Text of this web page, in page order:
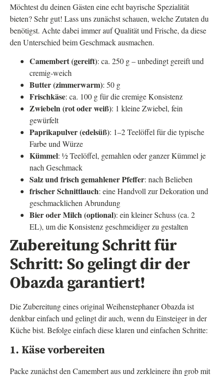
Möchtest du deinen Gästen eine echt bayrische Spezialität
bieten? Sehr gut! Lass uns zunächst schauen, welche Zutaten du
benötigst. Achte dabei immer auf Qualität und Frische, da diese
den Unterschied beim Geschmack ausmachen.
Camembert (gereift): ca. 250 g – unbedingt gereift und
cremig-weich
Butter (zimmerwarm): 50 g
Frischkäse: ca. 100 g für die cremige Konsistenz
Zwiebeln (rot oder weiß): 1 kleine Zwiebel, fein
gewürfelt
Paprikapulver (edelsüß): 1–2 Teelöffel für die typische
Farbe und Würze
Kümmel: ½ Teelöffel, gemahlen oder ganzer Kümmel je
nach Geschmack
Salz und frisch gemahlener Pfeffer: nach Belieben
frischer Schnittlauch: eine Handvoll zur Dekoration und
geschmacklichen Abrundung
Bier oder Milch (optional): ein kleiner Schuss (ca. 2
EL), um die Konsistenz geschmeidiger zu gestalten
Zubereitung Schritt für
Schritt: So gelingt dir der
Obazda garantiert!
Die Zubereitung eines original Weihenstephaner Obazda ist
denkbar einfach und gelingt dir auch, wenn du Einsteiger in der
Küche bist. Befolge einfach diese klaren und einfachen Schritte:
1. Käse vorbereiten
Packe zunächst den Camembert aus und zerkleinere ihn grob mit